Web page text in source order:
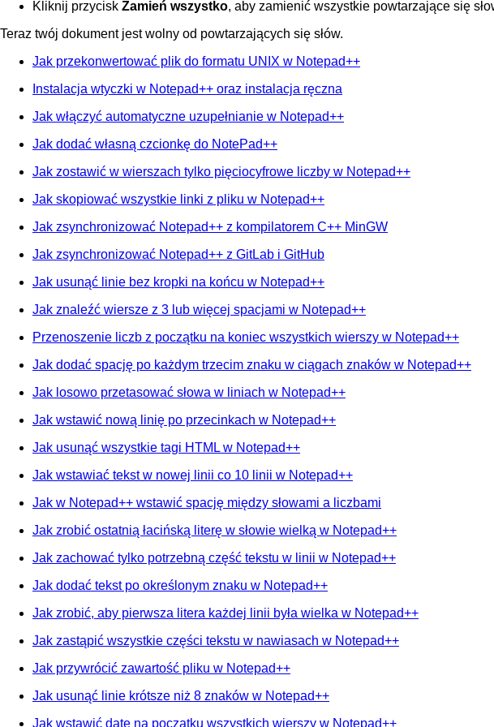
Kliknij przycisk Zamień wszystko, aby zamienić wszystkie powtarzające się
Teraz twój dokument jest wolny od powtarzających się słów.
Jak przekonwertować plik do formatu UNIX w Notepad++
Instalacja wtyczki w Notepad++ oraz instalacja ręczna
Jak włączyć automatyczne uzupełnianie w Notepad++
Jak dodać własną czcionkę do NotePad++
Jak zostawić w wierszach tylko pięciocyfrowe liczby w Notepad++
Jak skopiować wszystkie linki z pliku w Notepad++
Jak zsynchronizować Notepad++ z kompilatorem C++ MinGW
Jak zsynchronizować Notepad++ z GitLab i GitHub
Jak usunąć linie bez kropki na końcu w Notepad++
Jak znaleźć wiersze z 3 lub więcej spacjami w Notepad++
Przenoszenie liczb z początku na koniec wszystkich wierszy w Notepad++
Jak dodać spację po każdym trzecim znaku w ciągach znaków w Notepad++
Jak losowo przetasować słowa w liniach w Notepad++
Jak wstawić nową linię po przecinkach w Notepad++
Jak usunąć wszystkie tagi HTML w Notepad++
Jak wstawiać tekst w nowej linii co 10 linii w Notepad++
Jak w Notepad++ wstawić spację między słowami a liczbami
Jak zrobić ostatnią łacińską literę w słowie wielką w Notepad++
Jak zachować tylko potrzebną część tekstu w linii w Notepad++
Jak dodać tekst po określonym znaku w Notepad++
Jak zrobić, aby pierwsza litera każdej linii była wielka w Notepad++
Jak zastąpić wszystkie części tekstu w nawiasach w Notepad++
Jak przywrócić zawartość pliku w Notepad++
Jak usunąć linie krótsze niż 8 znaków w Notepad++
Jak wstawić datę na początku wszystkich wierszy w Notepad++